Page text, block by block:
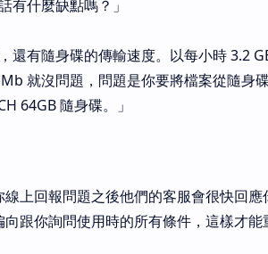
有什麼缺點嗎？」
還有隨身碟的傳輸速度。以每小時 3.2
就沒問題，問題是你要將檔案從隨身
64GB 隨身碟。」
上回報問題之後他們的客服會很快回
跟你詢問使用時的所有條件，這樣才能